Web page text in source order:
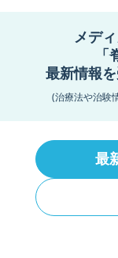
メデ
最新情報
(治療法や治験
最